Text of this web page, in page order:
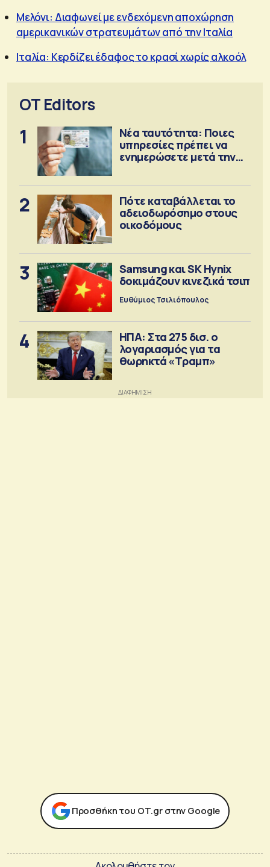
Μελόνι: Διαφωνεί με ενδεχόμενη αποχώρηση
αμερικανικών στρατευμάτων από την Ιταλία
Ιταλία: Κερδίζει έδαφος το κρασί χωρίς αλκοόλ
OT Editors
1
Νέα ταυτότητα: Ποιες
υπηρεσίες πρέπει να
ενημερώσετε μετά την
2
Πότε καταβάλλεται το
αδειοδωρόσημο στους
οικοδόμους
3
Samsung και SK Hynix
δοκιμάζουν κινεζικά τσιπ
Ευθύμιος Τσιλιόπουλος
4
ΗΠΑ: Στα 275 δισ. ο
λογαριασμός για τα
θωρηκτά «Τραμπ»
Προσθήκη του ΟΤ.gr στην Google